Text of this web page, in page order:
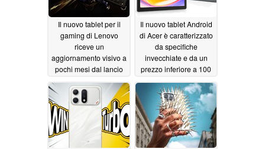
Il nuovo tablet per il
gaming di Lenovo
riceve un
aggiornamento visivo a
pochi mesi dal lancio
05/31/2026
Il nuovo tablet Android
di Acer è caratterizzato
da specifiche
invecchiate e da un
prezzo inferiore a 100
05/31/2026